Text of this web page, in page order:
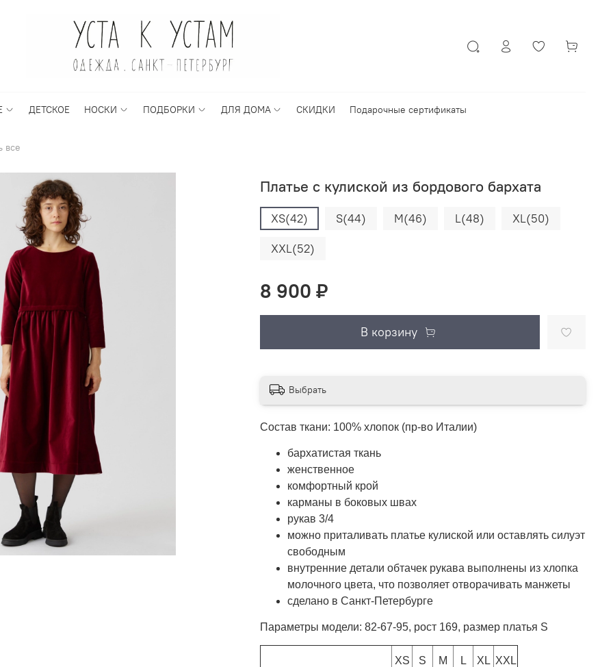
ДЕТСКОЕ НОСКИ ПОДБОРКИ ДЛЯ ДОМА СКИДКИ Подарочные сертификаты
все
Платье с кулиской из бордового бархата
XS(42) S(44) M(46) L(48)
XL(50)
XXL(52)
8 900 ₽
В корзину
Выбрать
Состав ткани: 100% хлопок (пр-во Италии)
бархатистая ткань
женственное
комфортный крой
карманы в боковых швах
рукав 3/4
можно приталивать платье кулиской или оставлять силуэт
свободным
внутренние детали обтачек рукава выполнены из хлопка
молочного цвета, что позволяет отворачивать манжеты
сделано в Санкт-Петербурге
Параметры модели: 82-67-95, рост 169, размер платья S
XS S M L XL XXL